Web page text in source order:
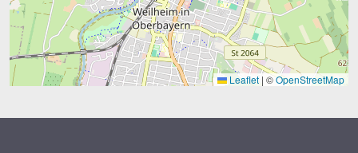
tituladores Karl Fischer
transductores de medición turbidimetros
viscosímetros Leaflet | ©OpenStreetMap